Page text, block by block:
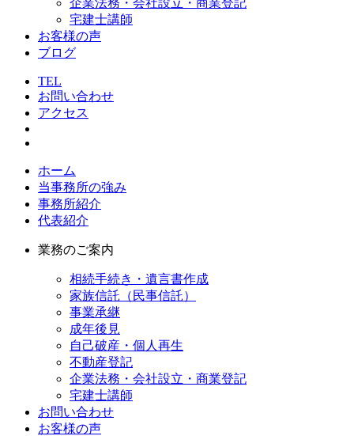
企業法務・会社設立・商業登記
宅建士講師
お客様の声
ブログ
TEL
お問い合わせ
アクセス
ホーム
当事務所の強み
事務所紹介
代表紹介
業務のご案内
相続手続き・遺言書作成
家族信託（民事信託）
事業承継
成年後見
自己破産・個人再生
不動産登記
企業法務・会社設立・商業登記
宅建士講師
お問い合わせ
お客様の声